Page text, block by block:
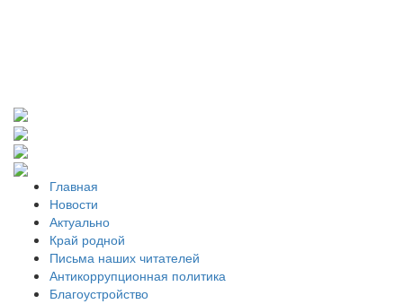
Главная
Новости
Актуально
Край родной
Письма наших читателей
Антикоррупционная политика
Благоустройство